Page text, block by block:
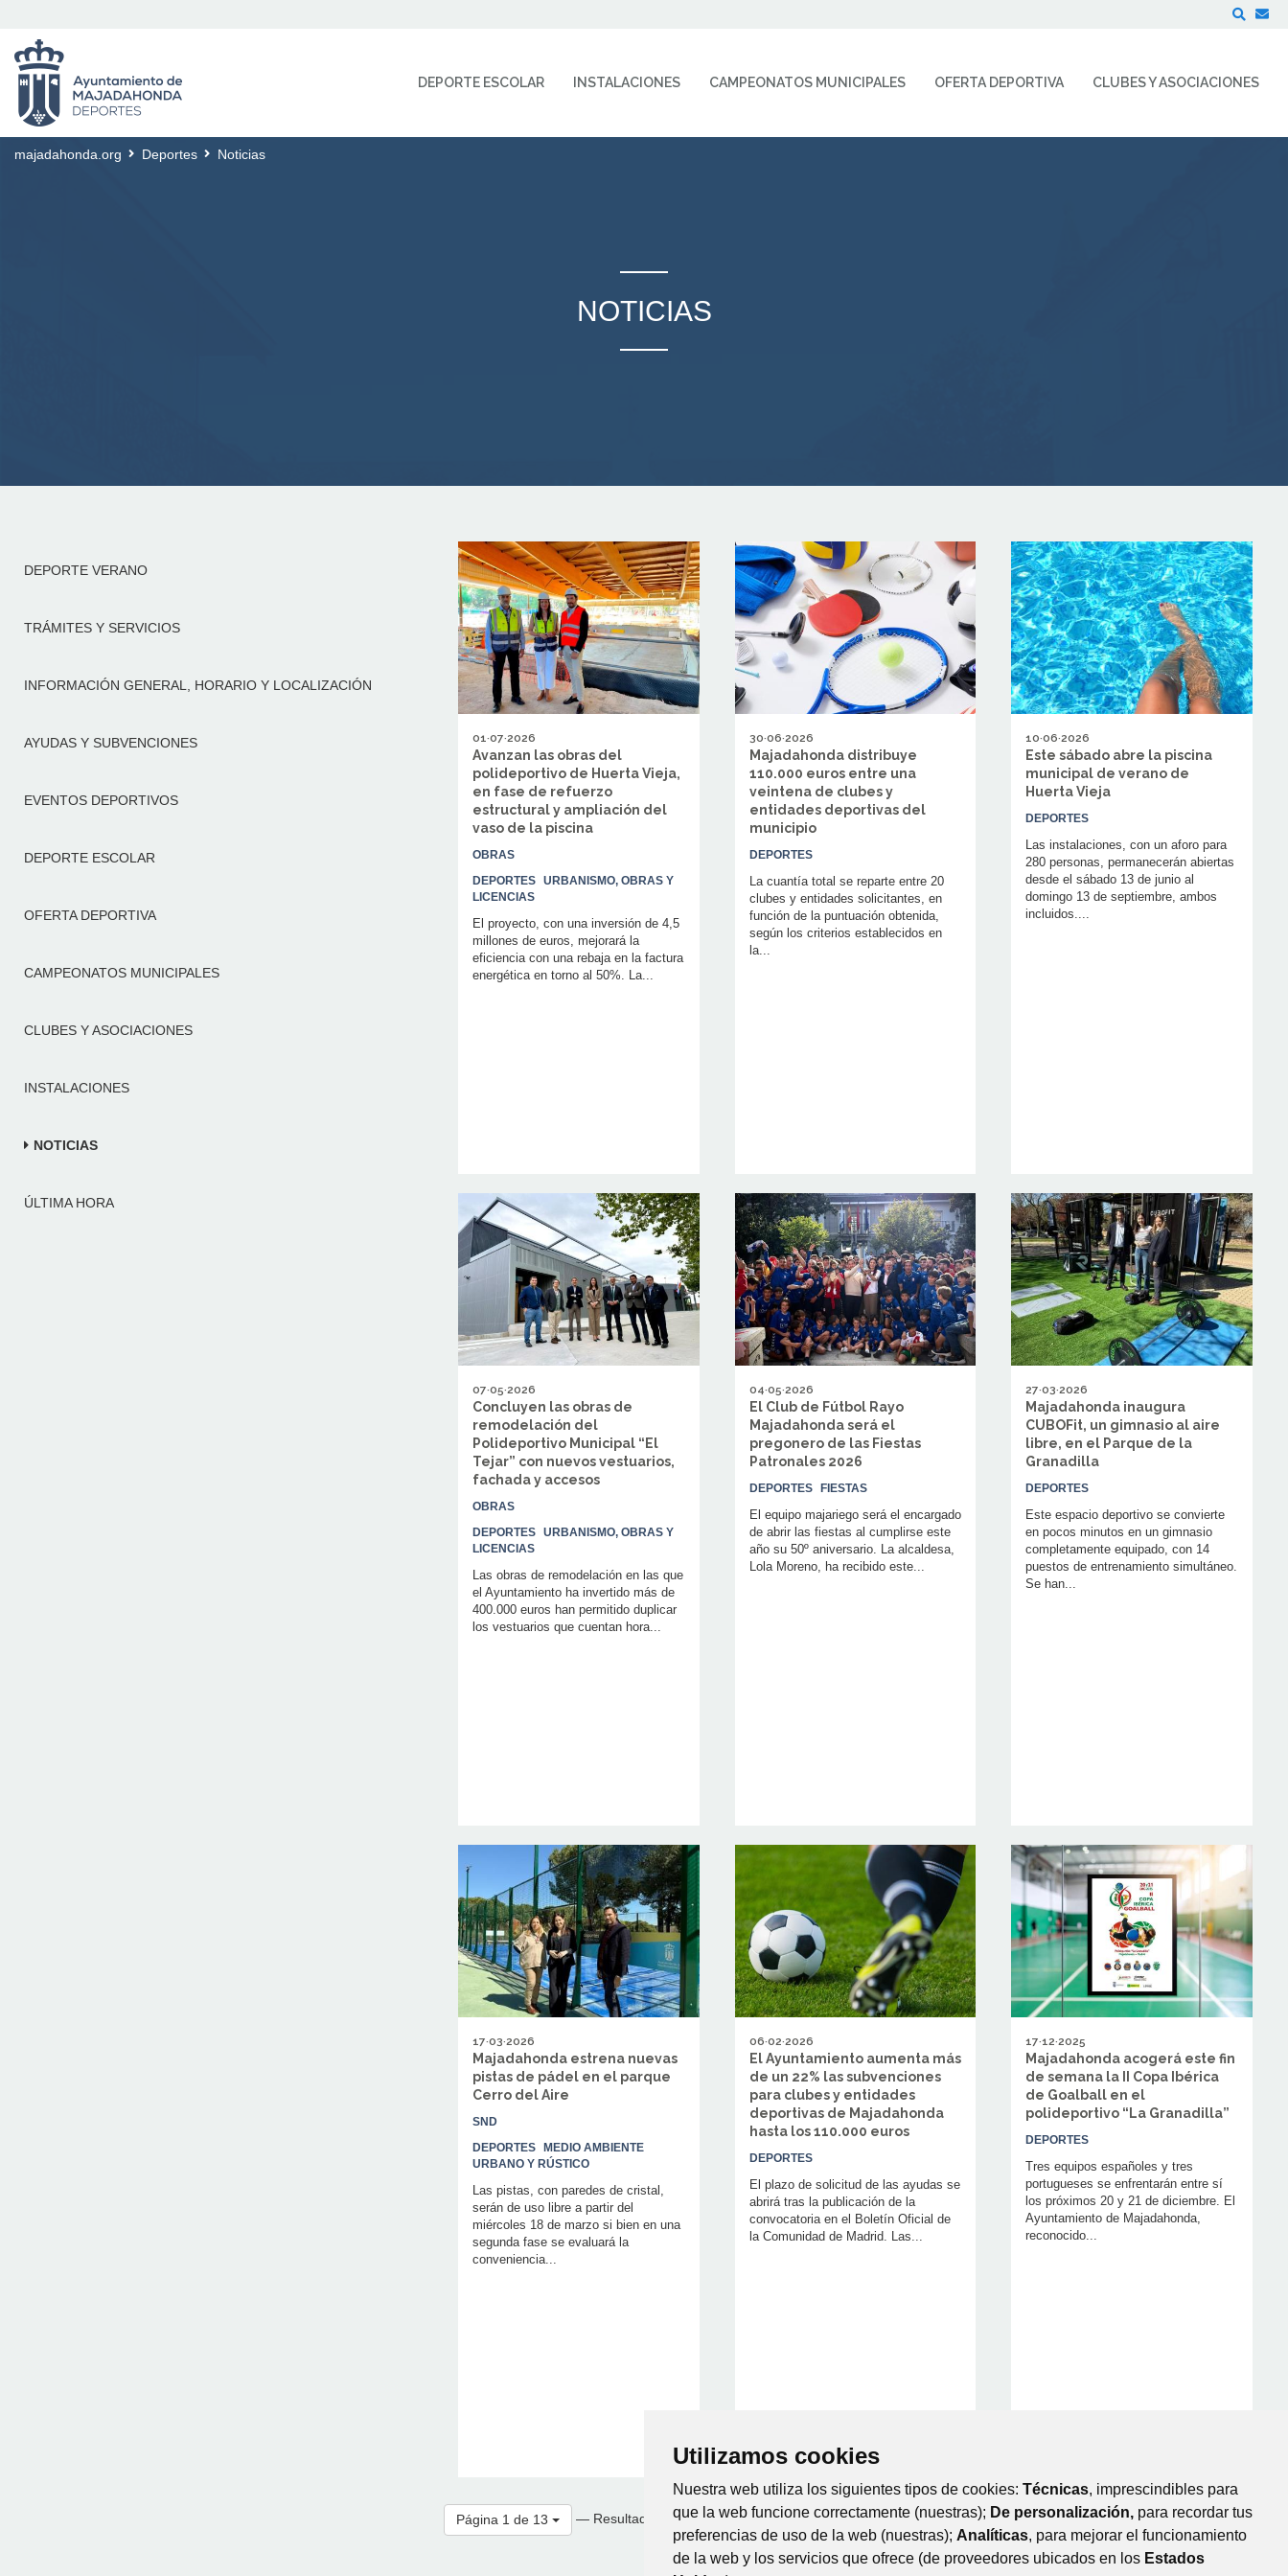
Utilizamos cookies
Nuestra web utiliza los siguientes tipos de cookies: Técnicas, imprescindibles para
que la web funcione correctamente (nuestras); De personalización, para recordar tus
preferencias de uso de la web (nuestras); Analíticas, para mejorar el funcionamiento
de la web y los servicios que ofrece (de proveedores ubicados en los Estados
DEPORTE ESCOLAR INSTALACIONES CAMPEONATOS MUNICIPALES OFERTA DEPORTIVA CLUBES Y ASOCIACIONES
majadahonda.org Deportes Noticias
NOTICIAS
DEPORTE VERANO
TRÁMITES Y SERVICIOS
INFORMACIÓN GENERAL, HORARIO Y LOCALIZACIÓN
AYUDAS Y SUBVENCIONES
EVENTOS DEPORTIVOS
DEPORTE ESCOLAR
OFERTA DEPORTIVA
CAMPEONATOS MUNICIPALES
CLUBES Y ASOCIACIONES
INSTALACIONES
NOTICIAS
ÚLTIMA HORA
01·07·2026
Avanzan las obras del
polideportivo de Huerta Vieja,
en fase de refuerzo
estructural y ampliación del
vaso de la piscina
OBRAS
DEPORTES URBANISMO, OBRAS Y
LICENCIAS
El proyecto, con una inversión de 4,5
millones de euros, mejorará la
eficiencia con una rebaja en la factura
energética en torno al 50%. La...
30·06·2026
Majadahonda distribuye
110.000 euros entre una
veintena de clubes y
entidades deportivas del
municipio
DEPORTES
La cuantía total se reparte entre 20
clubes y entidades solicitantes, en
función de la puntuación obtenida,
según los criterios establecidos en
la...
10·06·2026
Este sábado abre la piscina
municipal de verano de
Huerta Vieja
DEPORTES
Las instalaciones, con un aforo para
280 personas, permanecerán abiertas
desde el sábado 13 de junio al
domingo 13 de septiembre, ambos
incluidos....
07·05·2026
Concluyen las obras de
remodelación del
Polideportivo Municipal “El
Tejar” con nuevos vestuarios,
fachada y accesos
OBRAS
DEPORTES URBANISMO, OBRAS Y
LICENCIAS
Las obras de remodelación en las que
el Ayuntamiento ha invertido más de
400.000 euros han permitido duplicar
los vestuarios que cuentan hora...
04·05·2026
El Club de Fútbol Rayo
Majadahonda será el
pregonero de las Fiestas
Patronales 2026
DEPORTES FIESTAS
El equipo majariego será el encargado
de abrir las fiestas al cumplirse este
año su 50º aniversario. La alcaldesa,
Lola Moreno, ha recibido este...
27·03·2026
Majadahonda inaugura
CUBOFit, un gimnasio al aire
libre, en el Parque de la
Granadilla
DEPORTES
Este espacio deportivo se convierte
en pocos minutos en un gimnasio
completamente equipado, con 14
puestos de entrenamiento simultáneo.
Se han...
17·03·2026
Majadahonda estrena nuevas
pistas de pádel en el parque
Cerro del Aire
SND
DEPORTES
MEDIO AMBIENTE
URBANO Y RÚSTICO
Las pistas, con paredes de cristal,
serán de uso libre a partir del
miércoles 18 de marzo si bien en una
segunda fase se evaluará la
conveniencia...
06·02·2026
El Ayuntamiento aumenta más
de un 22% las subvenciones
para clubes y entidades
deportivas de Majadahonda
hasta los 110.000 euros
DEPORTES
El plazo de solicitud de las ayudas se
abrirá tras la publicación de la
convocatoria en el Boletín Oficial de
la Comunidad de Madrid. Las...
17·12·2025
Majadahonda acogerá este fin
de semana la II Copa Ibérica
de Goalball en el
polideportivo “La Granadilla”
DEPORTES
Tres equipos españoles y tres
portugueses se enfrentarán entre sí
los próximos 20 y 21 de diciembre. El
Ayuntamiento de Majadahonda,
reconocido...
Página 1 de 13 — Resultados por página Mostrando el intervalo 1 - 9 de 113 resultados.
← Primero Anterior Siguiente Último →